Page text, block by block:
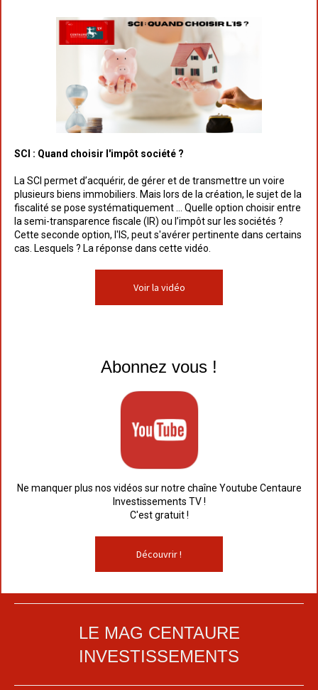
SCI : Quand choisir l'impôt société ?
La SCI permet d’acquérir, de gérer et de transmettre un voire
plusieurs biens immobiliers. Mais lors de la création, le sujet de la
fiscalité se pose systématiquement ... Quelle option choisir entre
la semi-transparence fiscale (IR) ou l’impôt sur les sociétés ?
Cette seconde option, l'IS, peut s'avérer pertinente dans certains
cas. Lesquels ? La réponse dans cette vidéo.
Voir la vidéo
Abonnez vous !
Ne manquer plus nos vidéos sur notre chaîne Youtube Centaure
Investissements TV !
C'est gratuit !
Découvrir !
LE MAG CENTAURE
INVESTISSEMENTS